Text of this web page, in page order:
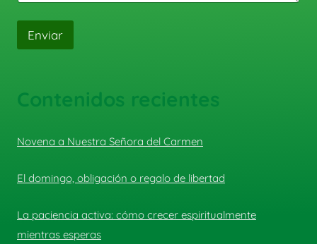
Enviar
Contenidos recientes
Novena a Nuestra Señora del Carmen
El domingo, obligación o regalo de libertad
La paciencia activa: cómo crecer espiritualmente
mientras esperas